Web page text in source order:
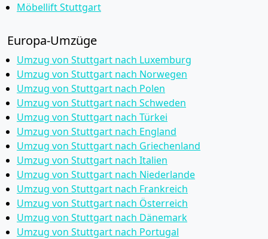
Möbellift Stuttgart
Europa-Umzüge
Umzug von Stuttgart nach Luxemburg
Umzug von Stuttgart nach Norwegen
Umzug von Stuttgart nach Polen
Umzug von Stuttgart nach Schweden
Umzug von Stuttgart nach Türkei
Umzug von Stuttgart nach England
Umzug von Stuttgart nach Griechenland
Umzug von Stuttgart nach Italien
Umzug von Stuttgart nach Niederlande
Umzug von Stuttgart nach Frankreich
Umzug von Stuttgart nach Österreich
Umzug von Stuttgart nach Dänemark
Umzug von Stuttgart nach Portugal